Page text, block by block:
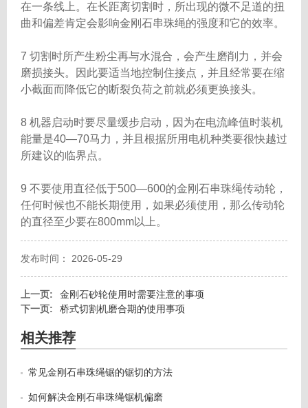
在一条线上。在长距离切割时，所出现的微不足道的扭
曲和偏差肯定会影响金刚石串珠绳的强度和它的效率。
7 切割时所产生粉尘再与水混合，会产生磨削力，并会
磨损接头。因此要适当地控制住接点，并且经常要在缩
小截面而降低它的断裂负荷之前就必须更换接头。
8 机器启动时要尽量缓步启动，因为在电流峰值时装机
能量是40—70马力，并且根据所用电机种类要很快越过
所建议的临界点。
9 不要使用直径低于500—600的金刚石串珠绳传动轮，
任何时候也不能长期使用，如果必须使用，那么传动轮
的直径至少要在800mm以上。
发布时间： 2026-05-29
上一页:
金刚石砂轮使用时需要注意的事项
下一页:
桥式切割机磨合期的使用事项
相关推荐
常见金刚石串珠绳锯的锯切的方法
如何解决金刚石串珠绳锯机偏磨